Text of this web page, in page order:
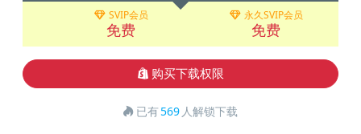
SVIP会员
免费
永久SVIP会员
免费
购买下载权限
已有569 人解锁下载